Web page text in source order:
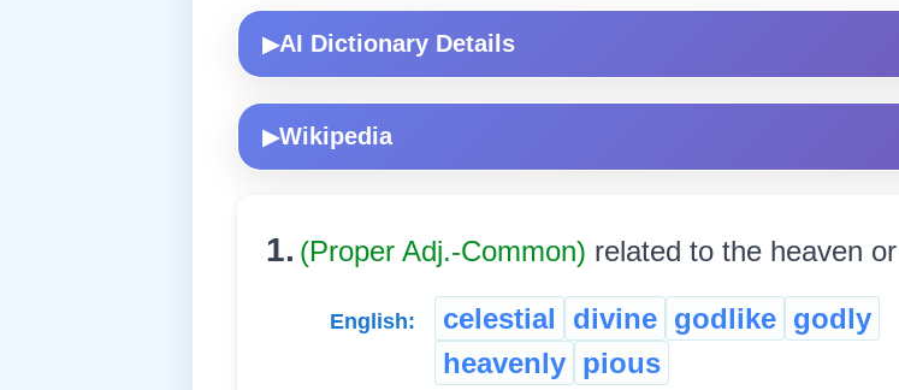
▶AI Dictionary Details
▶Wikipedia
1. (Proper Adj.-Common) related to the heaven or
English: celestial divine godlike godly
heavenly pious